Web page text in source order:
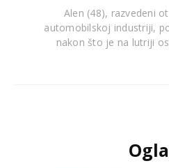
Alen (48), razvedeni
automobilskoj industriji,
nakon što je na lutriji